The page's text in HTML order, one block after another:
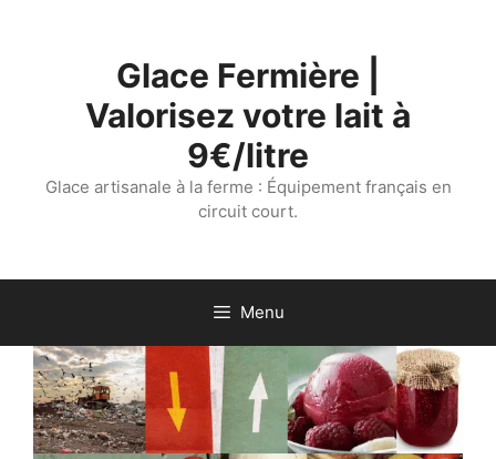
Glace Fermière |
Valorisez votre lait à
9€/litre
Glace artisanale à la ferme : Équipement français en
circuit court.
Menu